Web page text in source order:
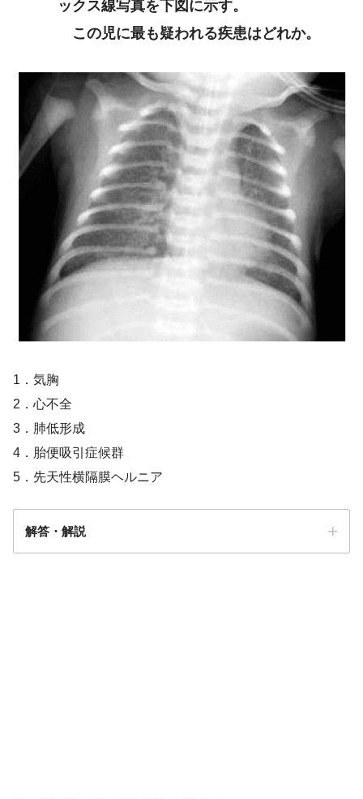
ックス線写真を下図に示す。
この児に最も疑われる疾患はどれか。
1．気胸
2．心不全
3．肺低形成
4．胎便吸引症候群
5．先天性横隔膜ヘルニア
解答・解説